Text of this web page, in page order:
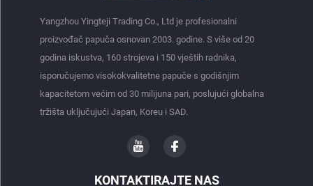
Yangzhou Yingteji Trading Co., Ltd je profesionalni
proizvođač papuča osnovan 2003. godine. S više od 20
godina iskustva, 160 strojeva i 150 vještih radnika,
isporučujemo visokokvalitetne papuče s godišnjim
kapacitetom većim od 30 milijuna pari, poslujući globalna
tržišta uključujući Japan, Koreu i SAD.
KONTAKTIRAJTE NAS